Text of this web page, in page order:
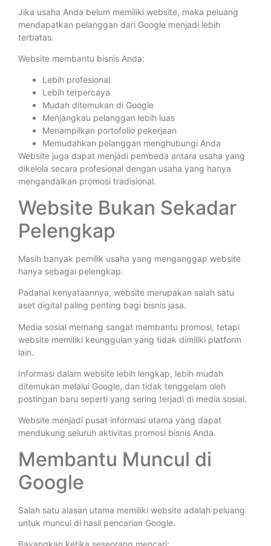
Jika usaha Anda belum memiliki website, maka peluang
mendapatkan pelanggan dari Google menjadi lebih
terbatas.
Website membantu bisnis Anda:
Lebih profesional
Lebih terpercaya
Mudah ditemukan di Google
Menjangkau pelanggan lebih luas
Menampilkan portofolio pekerjaan
Memudahkan pelanggan menghubungi Anda
Website juga dapat menjadi pembeda antara usaha yang
dikelola secara profesional dengan usaha yang hanya
mengandalkan promosi tradisional.
Website Bukan Sekadar
Pelengkap
Masih banyak pemilik usaha yang menganggap website
hanya sebagai pelengkap.
Padahal kenyataannya, website merupakan salah satu
aset digital paling penting bagi bisnis jasa.
Media sosial memang sangat membantu promosi, tetapi
website memiliki keunggulan yang tidak dimiliki platform
lain.
Informasi dalam website lebih lengkap, lebih mudah
ditemukan melalui Google, dan tidak tenggelam oleh
postingan baru seperti yang sering terjadi di media sosial.
Website menjadi pusat informasi utama yang dapat
mendukung seluruh aktivitas promosi bisnis Anda.
Membantu Muncul di
Google
Salah satu alasan utama memiliki website adalah peluang
untuk muncul di hasil pencarian Google.